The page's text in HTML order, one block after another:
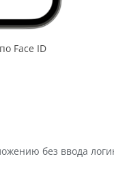
Face ID
без ввода